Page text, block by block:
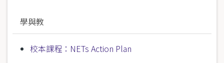
學與教
校本課程：NETs Action Plan